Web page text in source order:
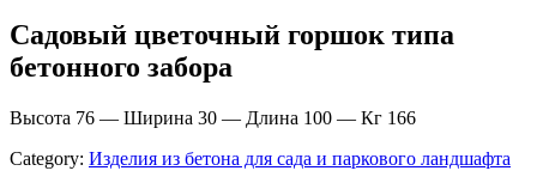
Садовый цветочный горшок типа
бетонного забора
Высота 76 — Ширина 30 — Длина 100 — Кг 166
Category: Изделия из бетона для сада и паркового ландшафта